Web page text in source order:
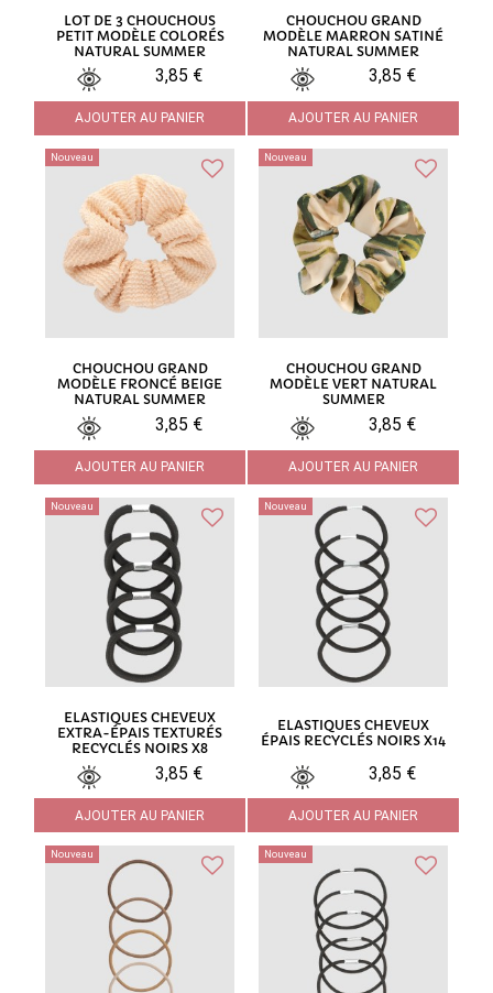
LOT DE 3 CHOUCHOUS
PETIT MODÈLE COLORÉS
NATURAL SUMMER
3,85 €
AJOUTER AU PANIER
CHOUCHOU GRAND
MODÈLE MARRON SATINÉ
NATURAL SUMMER
3,85 €
AJOUTER AU PANIER
Nouveau
CHOUCHOU GRAND
MODÈLE FRONCÉ BEIGE
NATURAL SUMMER
3,85 €
AJOUTER AU PANIER
Nouveau
CHOUCHOU GRAND
MODÈLE VERT NATURAL
SUMMER
3,85 €
AJOUTER AU PANIER
Nouveau
ELASTIQUES CHEVEUX
EXTRA-ÉPAIS TEXTURÉS
RECYCLÉS NOIRS X8
3,85 €
AJOUTER AU PANIER
Nouveau
ELASTIQUES CHEVEUX
ÉPAIS RECYCLÉS NOIRS X14
3,85 €
AJOUTER AU PANIER
Nouveau Nouveau